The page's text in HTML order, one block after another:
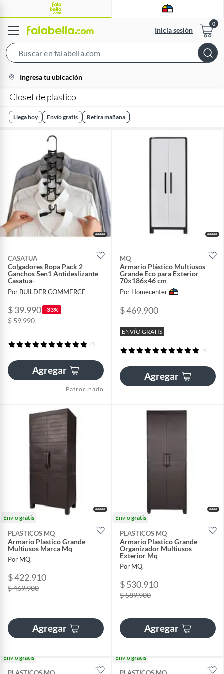
Inicia sesión
Bar
location-
icon
Ingresa tu ubicación
Closet de plastico
Llega hoy Envío gratis Retira mañana
CASATUA
Colgadores Ropa Pack 2
Ganchos 5en1 Antideslizante
Casatua-
Por BUILDER COMMERCE
$ 39.990 -33%
$ 59.990
(1)
Agregar
Patrocinado
MQ
Armario Plástico Multiusos
Grande Eco para Exterior
70x186x46 cm
Por Homecenter
$ 469.900
ENVÍO GRATIS
(6)
Agregar
Envíogratis
PLASTICOS MQ
Armario Plastico Grande
Multiusos Marca Mq
Por MQ.
$ 422.910
$ 469.900
Agregar
Envíogratis
PLASTICOS MQ
Armario Plastico Grande
Organizador Multiusos
Exterior Mq
Por MQ.
$ 530.910
$ 589.900
Agregar
Envíogratis Envíogratis